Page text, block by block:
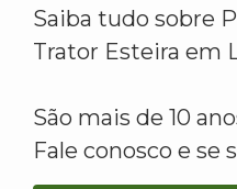
Saiba tudo sobre
Trator Esteira em
São mais de 10
Fale conosco e se